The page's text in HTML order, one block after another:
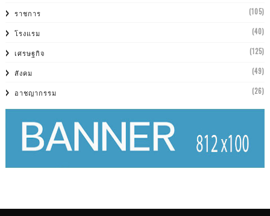
ราชการ (105)
โรงแรม (40)
เศรษฐกิจ (125)
สังคม (49)
อาชญากรรม (26)